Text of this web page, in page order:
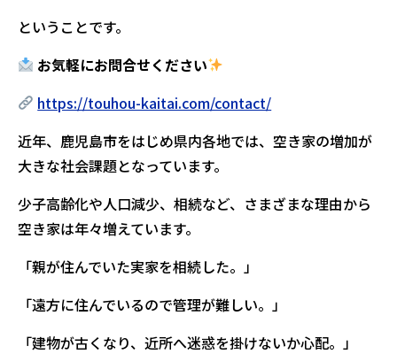
ということです。
お気軽にお問合せください
https://touhou-kaitai.com/contact/
近年、鹿児島市をはじめ県内各地では、空き家の増加が
大きな社会課題となっています。
少子高齢化や人口減少、相続など、さまざまな理由から
空き家は年々増えています。
「親が住んでいた実家を相続した。」
「遠方に住んでいるので管理が難しい。」
「建物が古くなり、近所へ迷惑を掛けないか心配。」